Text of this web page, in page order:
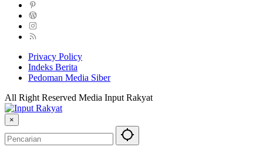
Privacy Policy
Indeks Berita
Pedoman Media Siber
All Right Reserved Media Input Rakyat
×